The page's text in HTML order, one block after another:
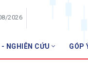
2026
NGHIÊN CỨU GÓP